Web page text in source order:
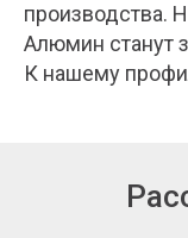
производства.
Алюмин станут
К нашему